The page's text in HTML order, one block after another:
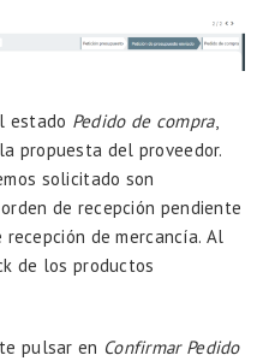
estado Pedido de compra,
propuesta del proveedor.
solicitado son
de recepción pendiente
de mercancía. Al
de los productos
pulsar en Confirmar Pedido